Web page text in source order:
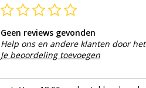
Geen reviews gevonden
Help ons en andere klanten door
Je beoordeling toevoegen